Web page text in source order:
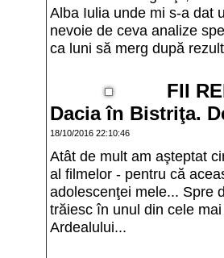
Alba Iulia unde mi s-a dat
nevoie de ceva analize
ca luni să merg după
FII
Dacia în Bistriţa.
18/10/2016 22:10:46
Atât de mult am aşteptat
al filmelor - pentru că
adolescenţei mele... Spre
trăiesc în unul din cele
Ardealului...